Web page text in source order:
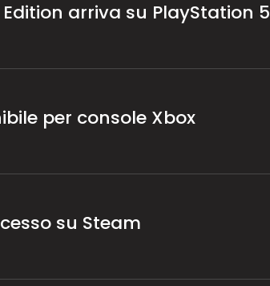
arriva su PlayStation 5
per console Xbox
su Steam